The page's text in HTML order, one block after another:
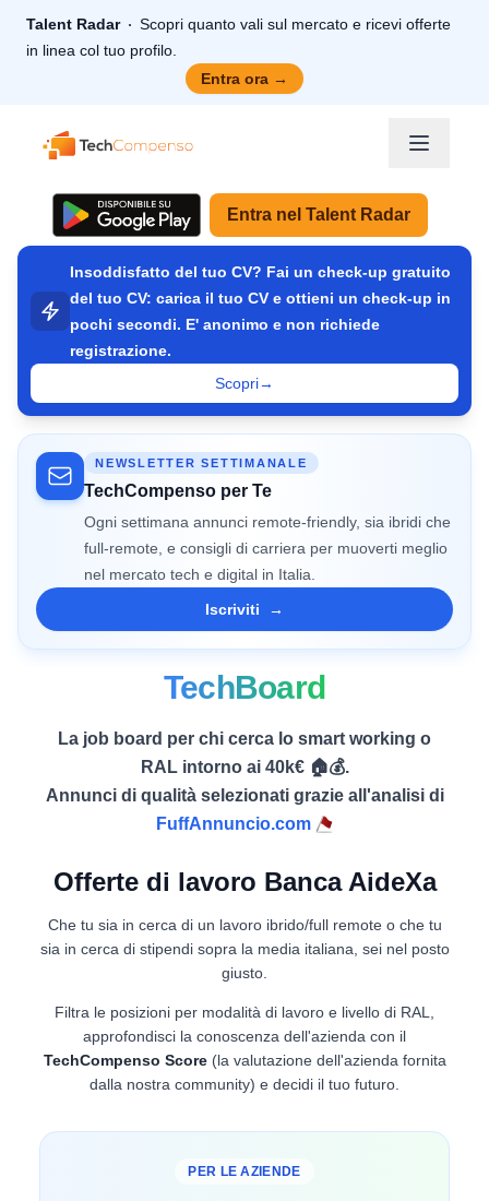
Talent Radar
Scopri quanto vali sul mercato e ricevi offerte
in linea col tuo profilo.
Entra ora →
TechCompenso
Entra nel Talent Radar
Insoddisfatto del tuo CV? Fai un check-up gratuito
del tuo CV: carica il tuo CV e ottieni un check-up in
pochi secondi. E' anonimo e non richiede
registrazione.
Scopri→
NEWSLETTER SETTIMANALE
TechCompenso per Te
Ogni settimana annunci remote-friendly, sia ibridi che
full-remote, e consigli di carriera per muoverti meglio
nel mercato tech e digital in Italia.
Iscriviti
→
TechBoard
La job board per chi cerca lo smart working o
RAL intorno ai 40k€ 🏠💰.
Annunci di qualità selezionati grazie all'analisi di
FuffAnnuncio.com
Offerte di lavoro Banca AideXa
Che tu sia in cerca di un lavoro ibrido/full remote o che tu
sia in cerca di stipendi sopra la media italiana, sei nel posto
giusto.
Filtra le posizioni per modalità di lavoro e livello di RAL,
approfondisci la conoscenza dell'azienda con il
TechCompenso Score(la valutazione dell'azienda fornita
dalla nostra community) e decidi il tuo futuro.
PER LE AZIENDE